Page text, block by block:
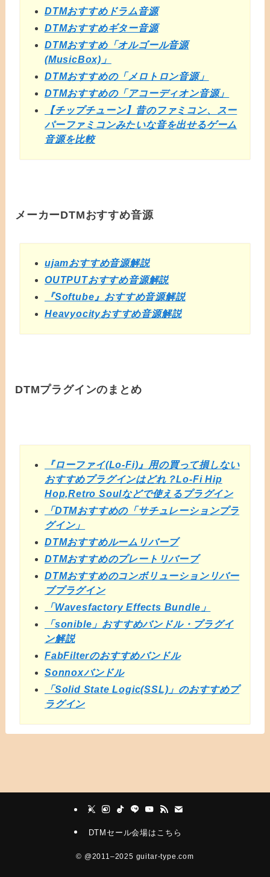
DTMおすすめドラム音源
DTMおすすめギター音源
DTMおすすめ「オルゴール音源
(MusicBox)」
DTMおすすめの「メロトロン音源」
DTMおすすめの「アコーディオン音源」
【チップチューン】昔のファミコン、スー
パーファミコンみたいな音を出せるゲーム
音源を比較
メーカーDTMおすすめ音源
ujamおすすめ音源解説
OUTPUTおすすめ音源解説
『Softube』おすすめ音源解説
Heavyocityおすすめ音源解説
DTMプラグインのまとめ
『ローファイ(Lo-Fi)』用の買って損しない
おすすめプラグインはどれ？Lo-Fi Hip
Hop,Retro Soulなどで使えるプラグイン
「DTMおすすめの「サチュレーションプラ
グイン」
DTMおすすめルームリバーブ
DTMおすすめのプレートリバーブ
DTMおすすめのコンボリューションリバー
ブプラグイン
「Wavesfactory Effects Bundle」
「sonible」おすすめバンドル・プラグイ
ン解説
FabFilterのおすすめバンドル
Sonnoxバンドル
「Solid State Logic(SSL)」のおすすめプ
ラグイン
DTMセール会場はこちら
© @2011–2025 guitar-type.com